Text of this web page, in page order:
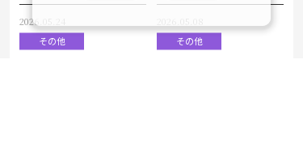
2026.05.24
その他 その他